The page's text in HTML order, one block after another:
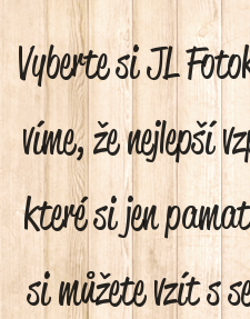
Vyberte si JL
víme, že nejlepší
které si jen
si můžete vzít s